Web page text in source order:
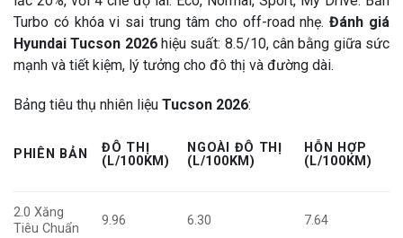
Turbo có khóa vi sai trung tâm cho off-road nhẹ.Đánh giá
Hyundai Tucson 2026hiệu suất: 8.5/10, cân bằng giữa sức
mạnh và tiết kiệm, lý tưởng cho đô thị và đường dài.
Bảng tiêu thụ nhiên liệu Tucson 2026:
PHIÊN BẢN
ĐÔ THỊ
(L/100KM)
NGOÀI ĐÔ THỊ
(L/100KM)
HỖN HỢP
(L/100KM)
2.0 Xăng
Tiêu Chuẩn
9.96 6.30 7.64